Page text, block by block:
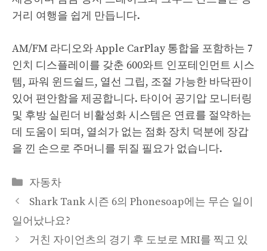
거리 여행을 쉽게 만듭니다.
AM/FM 라디오와 Apple CarPlay 통합을 포함하는 7
인치 디스플레이를 갖춘 600와트 인포테인먼트 시스
템, 파워 윈드쉴드, 열선 그립, 조절 가능한 바닥판이
있어 편안함을 제공합니다. 타이어 공기압 모니터링
및 후방 실린더 비활성화 시스템은 연료를 절약하는
데 도움이 되며, 열쇠가 없는 점화 장치 덕분에 장갑
을 낀 손으로 주머니를 뒤질 필요가 없습니다.
Categories
자동차
Shark Tank 시즌 6의 Phonesoap에는 무슨 일이
일어났나요?
거친 자이언츠의 경기 후 도보로 MRI를 찍고 있